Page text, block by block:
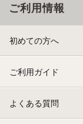
ご利用情報
初めての方へ
ご利用ガイド
よくある質問